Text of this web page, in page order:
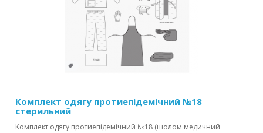
Комплект одягу протиепідемічний №18
стерильний
Комплект одягу протиепідемічний №18 (шолом медичний